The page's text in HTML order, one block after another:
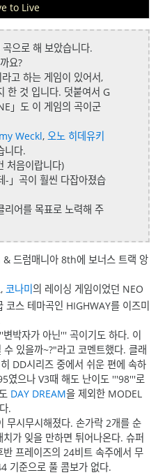
to Live
으로 해 보았습니다.
요?
고 하는 게임이 있어서,
한 것 입니다. 덧붙여서 G
」도 이 게임의 곡이군
Weckl,오노 히데유키
니다.
처음이랍니다)
-」곡이 훨씬 다잡아졌습
리어를 목표로 노력해 주
드럼매니아 8th에 보너스 트랙 앙
,코나미의 레이싱 게임이었던 NEO
코스 테마곡인 HIGHWAY를 이즈미
박자가 아닌''' 곡이기도 하다. 이
있을까~?"라고 코멘트했다. 클래
DD시리즈 중에서 쉬운 편에 속하
였으나 V3때 해도 난이도 '''98'''로
DAY DREAM을 제외한 MODEL
.
무시무시해졌다. 손가락 2개를 순
가 잊을 만하면 튀어나온다. 슈퍼
프레이즈의 24비트 속주에서 무
기준으로 풀 콤보가 없다.